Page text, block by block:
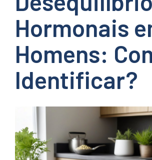
Hormonais
Homens:
Identificar?